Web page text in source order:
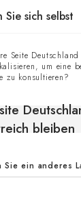
1976, die Marke
Sie sich selbst
Seite
um eine
zu konsultieren?
bleiben
Sie ein anderes